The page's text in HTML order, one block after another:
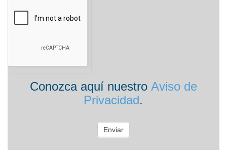
Conozca aquí nuestro Aviso de
Privacidad.
Enviar